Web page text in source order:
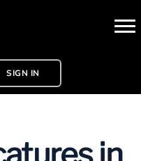
SIGN IN